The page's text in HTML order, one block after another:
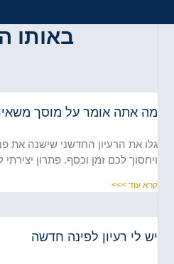
באותו
אתה אומר על מוסך משאיות
את הרעיון החדשני שישנה את פני
לכם זמן וכסף. פתרון יצירתי
עוד >>>
לי רעיון לפינה חדשה